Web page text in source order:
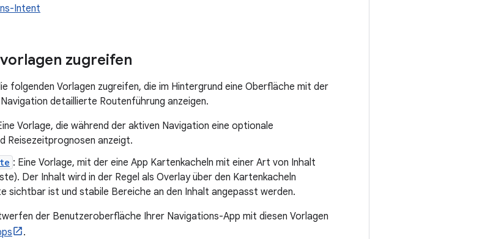
Intent
zugreifen
folgenden Vorlagen zugreifen, die im Hintergrund eine Oberfläche mit der
detaillierte Routenführung anzeigen.
Vorlage, die während der aktiven Navigation eine optionale
Reisezeitprognosen anzeigt.
: Eine Vorlage, mit der eine App Kartenkacheln mit einer Art von Inhalt
Der Inhalt wird in der Regel als Overlay über den Kartenkacheln
sichtbar ist und stabile Bereiche an den Inhalt angepasst werden.
der Benutzeroberfläche Ihrer Navigations-App mit diesen Vorlagen
.